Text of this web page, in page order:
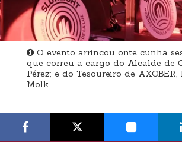
O evento arrincou onte cunha
que correu a cargo do Alcalde de
Pérez; e do Tesoureiro de
Molk